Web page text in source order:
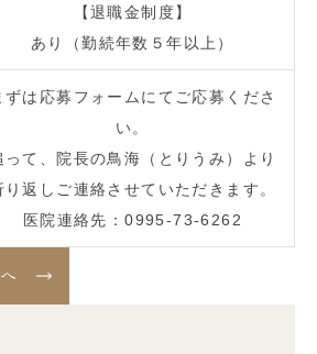
【退職金制度】
あり（勤続年数５年以上）
ずは応募フォームにてご応募くださ
い。
って、院長の鳥海（とりうみ）より
り返しご連絡させていただきます。
医院連絡先：0995-73-6262